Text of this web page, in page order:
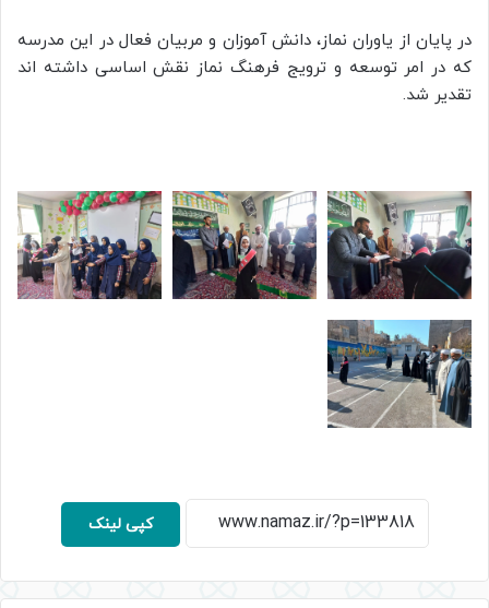
در پایان از یاوران نماز، دانش آموزان و مربیان فعال در این مدرسه
که در امر توسعه و ترویج فرهنگ نماز نقش اساسی داشته اند
تقدیر شد.
کپی لینک